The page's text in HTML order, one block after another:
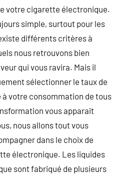
votre cigarette électronique.
simple, surtout pour les
différents critères à
nous retrouvons bien
qui vous ravira. Mais il
sélectionner le taux de
votre consommation de tous
vous apparait
nous allons tout vous
dans le choix de
électronique. Les liquides
sont fabriqué de plusieurs